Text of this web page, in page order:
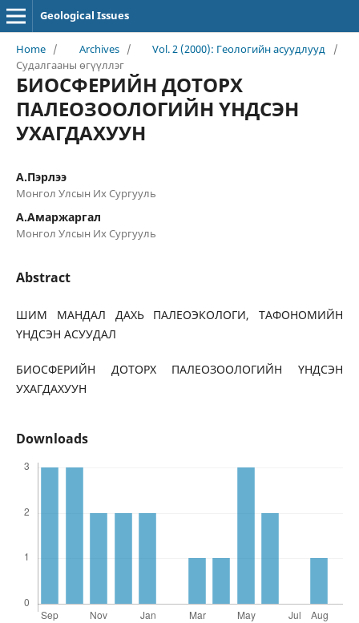
Geological Issues
Home / Archives / Vol. 2 (2000): Геологийн асуудлууд
/
Судалгааны өгүүллэг
БИОСФЕРИЙН ДОТОРХ
ПАЛЕОЗООЛОГИЙН ҮНДСЭН
УХАГДАХУУН
А.Пэрлээ
Монгол Улсын Их Сургууль
А.Амаржаргал
Монгол Улсын Их Сургууль
Abstract
ШИМ МАНДАЛ ДАХЬ ПАЛЕОЭКОЛОГИ, ТАФОНОМИЙН
ҮНДСЭН АСУУДАЛ
БИОСФЕРИЙН ДОТОРХ ПАЛЕОЗООЛОГИЙН ҮНДСЭН
УХАГДАХУУН
Downloads